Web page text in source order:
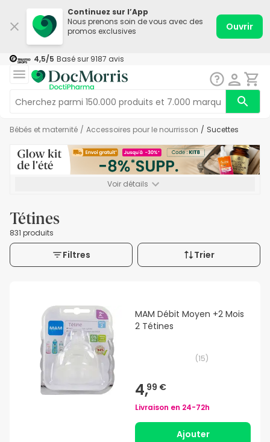
Continuez sur l’App
Nous prenons soin de vous avec des
promos exclusives
Ouvrir
4,5/5 Basé sur 9187 avis
Bébés et maternité / Accessoires pour le nourrisson / Sucettes
Voir détails
Tétines
831 produits
Filtres Trier
MAM Débit Moyen +2 Mois
2 Tétines
(15)
4,99 €
Livraison en 24-72h
Ajouter